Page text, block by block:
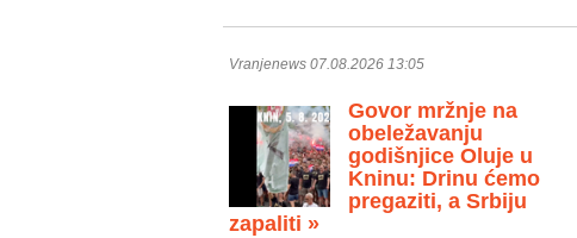
Vranjenews 07.08.2026 13:05
Govor mržnje na
obeležavanju
godišnjice Oluje u
Kninu: Drinu ćemo
pregaziti, a Srbiju
zapaliti »